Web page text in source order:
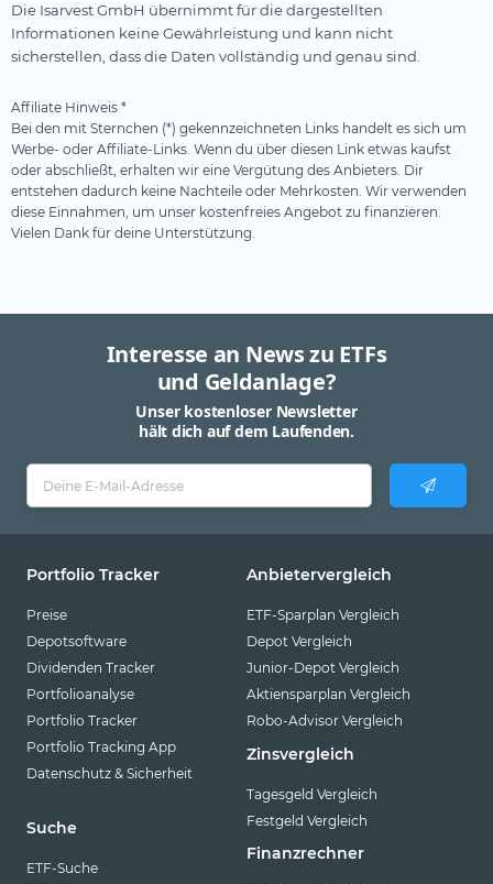
Die Isarvest GmbH übernimmt für die dargestellten
Informationen keine Gewährleistung und kann nicht
sicherstellen, dass die Daten vollständig und genau sind.
Affiliate Hinweis *
Bei den mit Sternchen (*) gekennzeichneten Links handelt es sich um
Werbe- oder Affiliate-Links. Wenn du über diesen Link etwas kaufst
oder abschließt, erhalten wir eine Vergütung des Anbieters. Dir
entstehen dadurch keine Nachteile oder Mehrkosten. Wir verwenden
diese Einnahmen, um unser kostenfreies Angebot zu finanzieren.
Vielen Dank für deine Unterstützung.
Interesse an News zu ETFs
und Geldanlage?
Unser kostenloser Newsletter
hält dich auf dem Laufenden.
Portfolio Tracker
Preise
Depotsoftware
Dividenden Tracker
Portfolioanalyse
Portfolio Tracker
Portfolio Tracking App
Datenschutz & Sicherheit
Suche
ETF-Suche
Anbietervergleich
ETF-Sparplan Vergleich
Depot Vergleich
Junior-Depot Vergleich
Aktiensparplan Vergleich
Robo-Advisor Vergleich
Zinsvergleich
Tagesgeld Vergleich
Festgeld Vergleich
Finanzrechner